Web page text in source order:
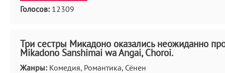
Голосов: 12309
Три сестры Микадоно оказались неожиданно
Mikadono Sanshimai wa Angai, Choroi.
Жанры: Комедия, Романтика, Сёнен